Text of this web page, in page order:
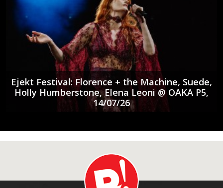
Ejekt Festival: Florence + the Machine, Suede,
Holly Humberstone, Elena Leoni @ ΟΑΚΑ P5,
14/07/26